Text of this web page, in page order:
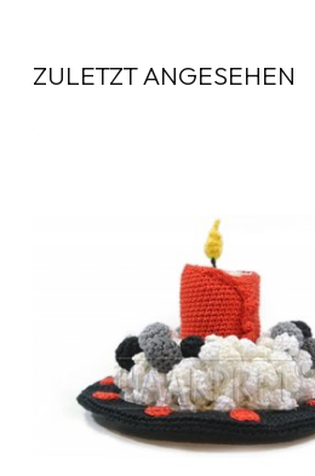
ZULETZT ANGESEHEN